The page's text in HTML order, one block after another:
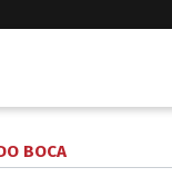
BOCA